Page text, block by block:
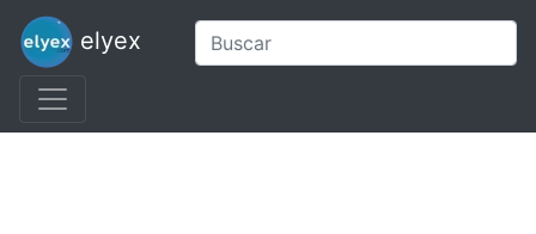
elyex